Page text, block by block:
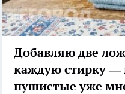
Добавляю две
каждую стирку —
пушистые уже